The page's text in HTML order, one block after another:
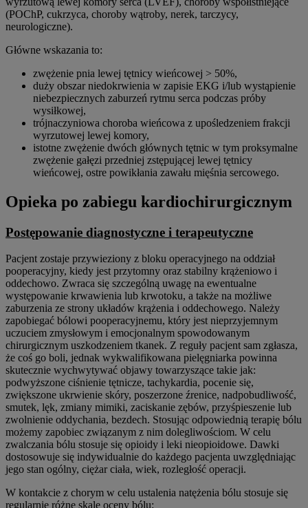
(POChP, cukrzyca, choroby wątroby, nerek, tarczycy,
neurologiczne).
Główne wskazania to:
zwężenie pnia lewej tętnicy wieńcowej > 50%,
duży obszar niedokrwienia w zapisie EKG i/lub wystąpienie
niebezpiecznych zaburzeń rytmu serca podczas próby
wysiłkowej,
trójnaczyniowa choroba wieńcowa z upośledzeniem frakcji
wyrzutowej lewej komory,
istotne zwężenie dwóch głównych tętnic w tym proksymalne
zwężenie gałęzi przedniej zstępującej lewej tętnicy
wieńcowej, ostre powikłania zawału mięśnia sercowego.
Opieka po zabiegu kardiochirurgicznym
Postępowanie diagnostyczne i terapeutyczne
Pacjent zostaje przywieziony z bloku operacyjnego na oddział
pooperacyjny, kiedy jest przytomny oraz stabilny krążeniowo i
oddechowo. Zwraca się szczególną uwagę na ewentualne
występowanie krwawienia lub krwotoku, a także na możliwe
zaburzenia ze strony układów krążenia i oddechowego. Należy
zapobiegać bólowi pooperacyjnemu, który jest nieprzyjemnym
uczuciem zmysłowym i emocjonalnym spowodowanym
chirurgicznym uszkodzeniem tkanek. Z reguły pacjent sam zgłasza,
że coś go boli, jednak wykwalifikowana pielęgniarka powinna
skutecznie wychwytywać objawy towarzyszące takie jak:
podwyższone ciśnienie tętnicze, tachykardia, pocenie się,
zwiększone ukrwienie skóry, poszerzone źrenice, nadpobudliwość,
smutek, lęk, zmiany mimiki, zaciskanie zębów, przyśpieszenie lub
zwolnienie oddychania, bezdech. Stosując odpowiednią terapię bólu
możemy zapobiec związanym z nim dolegliwościom. W celu
zwalczania bólu stosuje się opioidy i leki nieopioidowe. Dawki
dostosowuje się indywidualnie do każdego pacjenta uwzględniając
jego stan ogólny, ciężar ciała, wiek, rozległość operacji.
W kontakcie z chorym w celu ustalenia natężenia bólu stosuje się
regularnie różne skale oceny bólu: